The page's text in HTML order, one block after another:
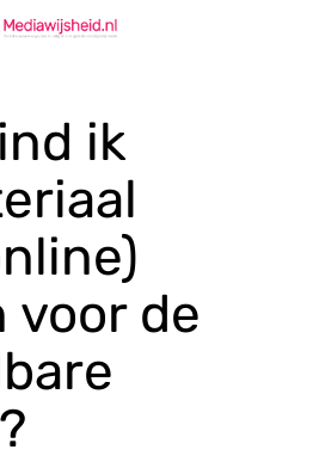
ik
voor de